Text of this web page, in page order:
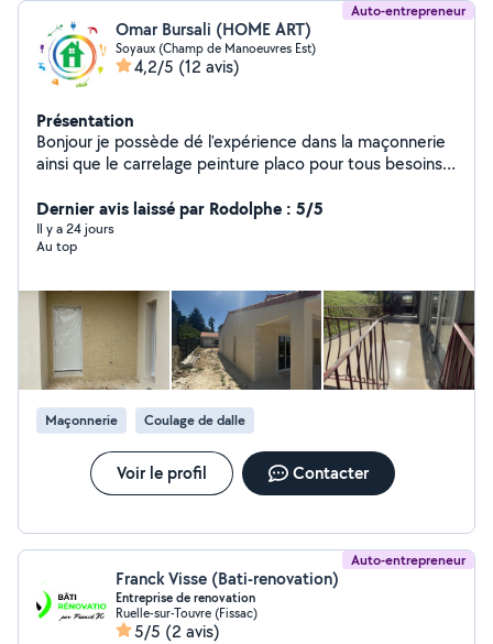
Auto-entrepreneur
Omar Bursali (HOME ART)
Soyaux (Champ de Manoeuvres Est)
4,2/5 (12 avis)
Présentation
Bonjour je possède dé l'expérience dans la maçonnerie
ainsi que le carrelage peinture placo pour tous besoins
aussi un camion avec une pour répondre aux maximum
au besoin.
Dernier avis laissé par Rodolphe : 5/5
Il y a 24 jours
Au top
Maçonnerie Coulage de dalle
Voir le profil Contacter
Auto-entrepreneur
Franck Visse (Bati-renovation)
Entreprise de renovation
Ruelle-sur-Touvre (Fissac)
5/5 (2 avis)